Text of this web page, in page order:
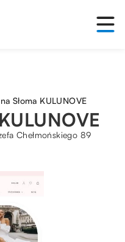
Słoma KULUNOVE
Chełmońskiego 89